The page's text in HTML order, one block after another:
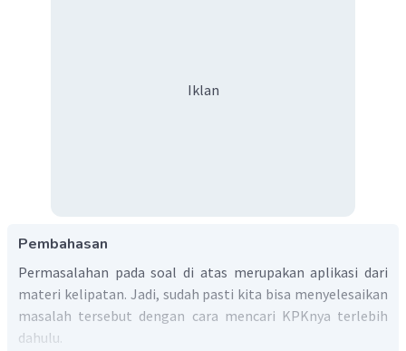
Iklan
Pembahasan
Permasalahan pada soal di atas merupakan aplikasi dari
materi kelipatan. Jadi, sudah pasti kita bisa menyelesaikan
masalah tersebut dengan cara mencari KPKnya terlebih
dahulu.